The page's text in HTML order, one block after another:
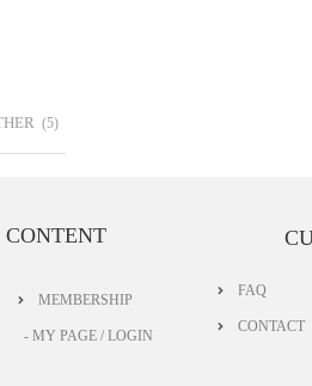
(5)
MEMBERSHIP
- MY PAGE / LOGIN
FAQ
CONTACT